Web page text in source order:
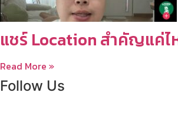
แชร์ Location สำคัญแค่ไ
Read More »
Follow Us